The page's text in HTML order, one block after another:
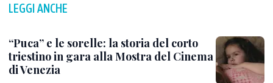
LEGGI ANCHE
“Puca” e le sorelle: la storia del corto
triestino in gara alla Mostra del Cinema
di Venezia